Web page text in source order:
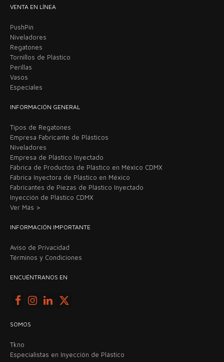
VENTA EN LÍNEA
PushPin
Niveladores
Regatones
Tornillos de Plástico
Perillas
Vasos
Especiales
INFORMACIÓN GENERAL
Tipos de Regatones
Empresa Fabricante de Plásticos
Niveladores
Empresa de Plástico Inyectado
Fábrica de Productos de Plástico en México CDMX
Fábrica Inyectora de Plástico en México
Fabricantes de Piezas de Plástico Inyectado
Inyección de Plástico CDMX
Ver Más >
INFORMACIÓN IMPORTANTE
Aviso de Privacidad
Términos y Condiciones
ENCUÉNTRANOS EN
SOMOS
Tkno
Especialistas en Inyección de Plástico